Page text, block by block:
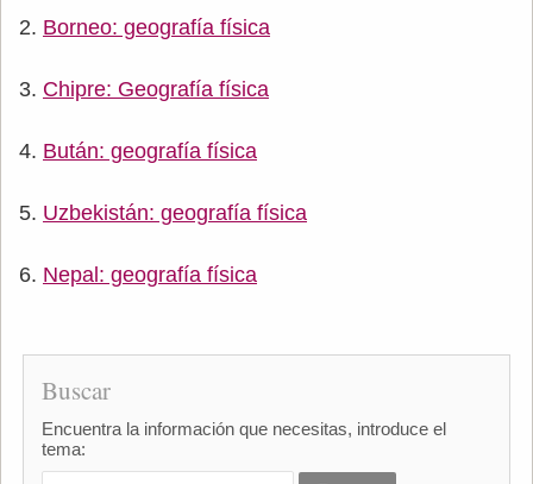
Borneo: geografía física
Chipre: Geografía física
Bután: geografía física
Uzbekistán: geografía física
Nepal: geografía física
Buscar
Encuentra la información que necesitas, introduce el
tema: